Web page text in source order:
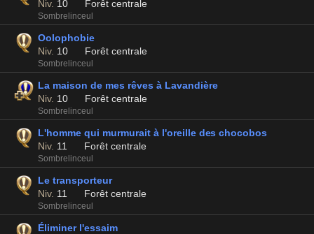
Niv. 10 Forêt centrale
Sombrelinceul
Oolophobie
Niv. 10 Forêt centrale
Sombrelinceul
La maison de mes rêves à Lavandière
Niv. 10 Forêt centrale
Sombrelinceul
L'homme qui murmurait à l'oreille des chocobos
Niv. 11 Forêt centrale
Sombrelinceul
Le transporteur
Niv. 11 Forêt centrale
Sombrelinceul
Éliminer l'essaim